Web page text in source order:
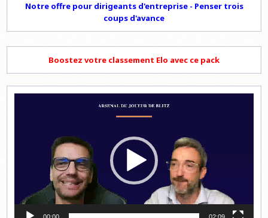
Notre offre pour dirigeants d'entreprise - Penser trois
coups d'avance
Boostez votre classement Elo avec ce pack